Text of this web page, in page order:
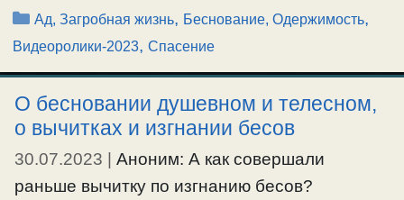
Рубрики
Ад, Загробная жизнь, Беснование, Одержимость,
Видеоролики-2023, Спасение
О бесновании душевном и телесном,
о вычитках и изгнании бесов
30.07.2023 | Аноним: А как совершали
раньше вычитку по изгнанию бесов?